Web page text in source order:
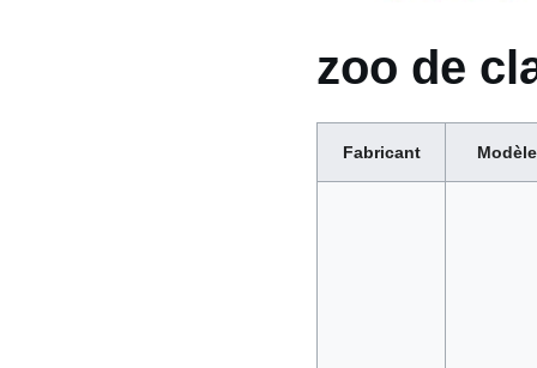
zoo de
Fabricant Modèle